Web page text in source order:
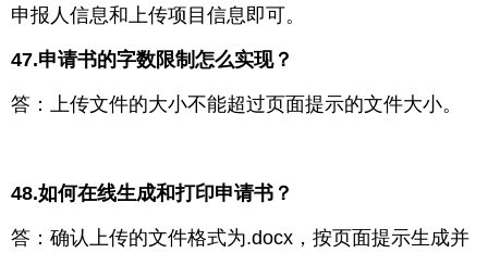
申报人信息和上传项目信息即可。
47.申请书的字数限制怎么实现？
答：上传文件的大小不能超过页面提示的文件大小。
48.如何在线生成和打印申请书？
答：确认上传的文件格式为.docx ，按页面提示生成并